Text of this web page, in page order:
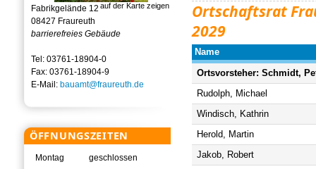
Ortschaftsrat
2029
Name
Ortsvorsteher: Schmidt,
Rudolph, Michael
Windisch, Kathrin
Herold, Martin
Jakob, Robert
auf der Karte zeigen
Fabrikgelände 12
08427 Fraureuth
barrierefreies Gebäude
Tel: 03761-18904-0
Fax: 03761-18904-9
E-Mail: bauamt@fraureuth.de
ÖFFNUNGSZEITEN
Montag geschlossen